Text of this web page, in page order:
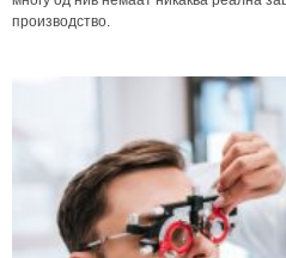
производство.